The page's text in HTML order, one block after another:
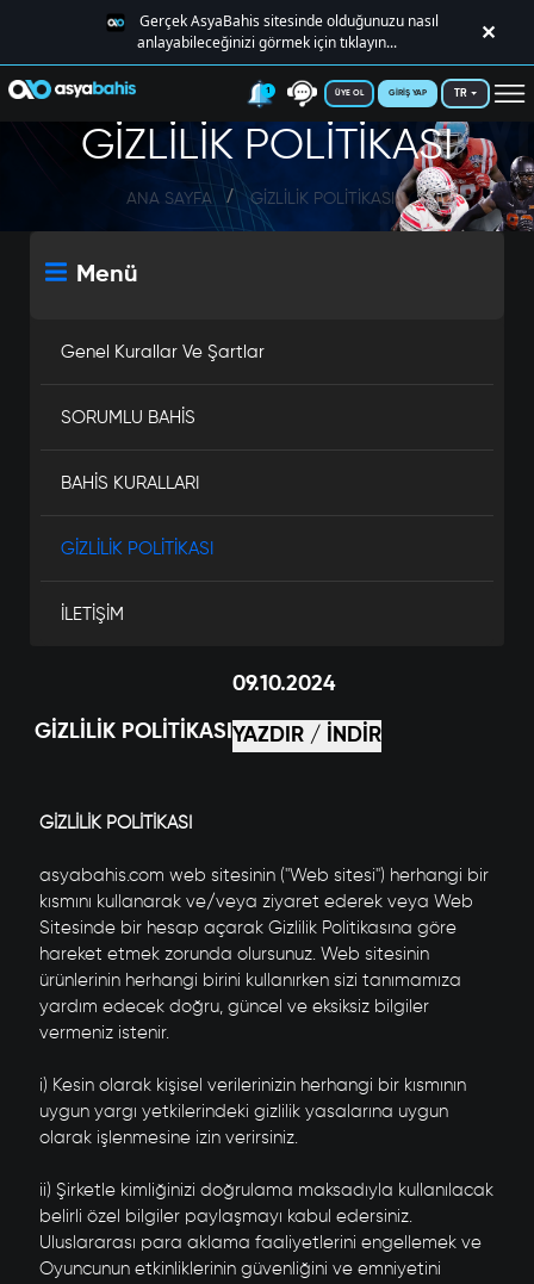
✕
Gerçek AsyaBahis sitesinde olduğunuzu nasıl
anlayabileceğinizi görmek için tıklayın...
1 ÜYE OL GİRİŞ YAP TR
GizlilikGİZLİLİK POLİTİKASI
ANA SAYFA GİZLİLİK POLİTİKASI
Menü
Genel Kurallar Ve Şartlar
SORUMLU BAHİS
BAHİS KURALLARI
GİZLİLİK POLİTİKASI
İLETİŞİM
GİZLİLİK POLİTİKASI
09.10.2024
YAZDIR / İNDİR
GİZLİLİK POLİTİKASI
asyabahis.com web sitesinin ("Web sitesi") herhangi bir
kısmını kullanarak ve/veya ziyaret ederek veya Web
Sitesinde bir hesap açarak Gizlilik Politikasına göre
hareket etmek zorunda olursunuz. Web sitesinin
ürünlerinin herhangi birini kullanırken sizi tanımamıza
yardım edecek doğru, güncel ve eksiksiz bilgiler
vermeniz istenir.
i) Kesin olarak kişisel verilerinizin herhangi bir kısmının
uygun yargı yetkilerindeki gizlilik yasalarına uygun
olarak işlenmesine izin verirsiniz.
ii) Şirketle kimliğinizi doğrulama maksadıyla kullanılacak
belirli özel bilgiler paylaşmayı kabul edersiniz.
Uluslararası para aklama faaliyetlerini engellemek ve
Oyuncunun etkinliklerinin güvenliğini ve emniyetini